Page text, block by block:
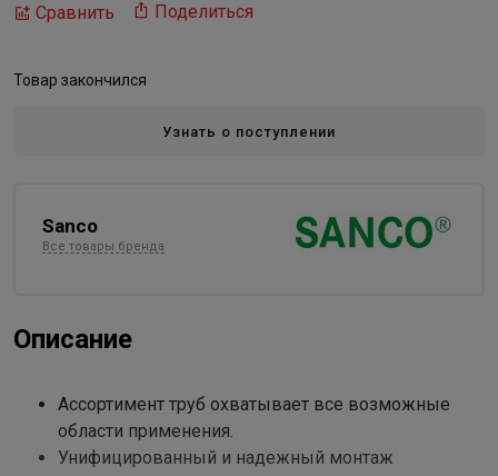
Сравнить Поделиться
Товар закончился
Узнать о поступлении
Sanco
Все товары бренда
Описание
Ассортимент труб охватывает все возможные
области применения.
Унифицированный и надежный монтаж